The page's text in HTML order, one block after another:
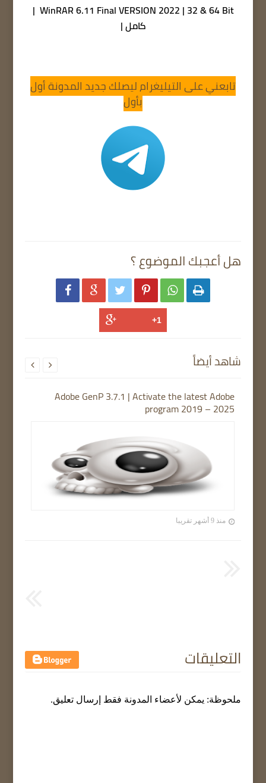
WinRAR 6.11 Final VERSION 2022 | 32 & 64 Bit |
كامل |
تابعني على التيليغرام ليصلك جديد المدونة أول
بأول
هل أعجبك الموضوع ؟
     
شاهد أيضاً
Adobe GenP 3.7.1 | Activate the latest Adobe
program 2019 – 2025
منذ 9 أشهر تقريبا
 
التعليقات
ملحوظة: يمكن لأعضاء المدونة فقط إرسال تعليق.